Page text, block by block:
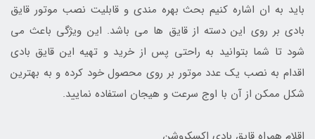
باید به ان اشاره کنیم بحث بهره مندی و قابلیت نصب موتور قایق
بادی بر روی این دسته از قایق ها می باشد. این ویژگی باعث می
شود تا شما بتوانید به راحتی پس از خرید و تهیه این قایق بادی
اقدام به نصب یک عدد موتور بر روی محصول خود کرده و به بهترین
شکل ممکن از آن با اوج سرعت و هیجان استفاده نمایید.